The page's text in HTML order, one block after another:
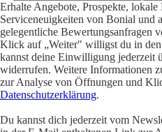
Erhalte Angebote, Prospekte,
Serviceneuigkeiten von Bonial und
gelegentliche Bewertungsanfragen
Klick auf „Weiter" willigst du in
kannst deine Einwilligung jederzeit
widerrufen. Weitere Informationen
zur Analyse von Öffnungen und
Datenschutzerklärung.
Du kannst dich jederzeit vom